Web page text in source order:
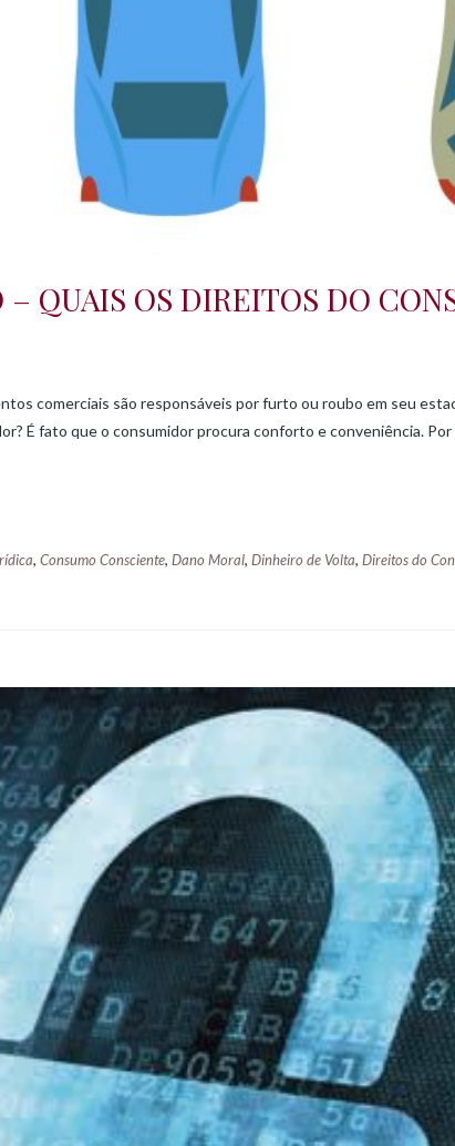
QUAIS OS DIREITOS DO
comerciais são responsáveis por furto ou roubo em seu
É fato que o consumidor procura conforto e conveniência.
, Consumo Consciente, Dano Moral, Dinheiro de Volta, Direitos do